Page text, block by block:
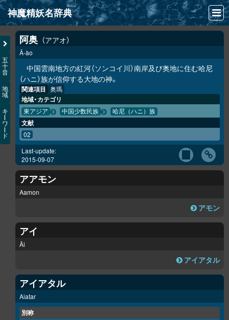
神魔精妖名辞典
NEWS
INFO
文献
検索
凖項目
画像資料便覧
LINK
五
十
音
地
域
キ
ワ
ド
阿奥 アアオ
Ā-ào
中国雲南地方の紅河（ソンコイ川）南岸及び奥地に住む哈尼
（ハニ）族が信仰する大地の神。
関連項目 奥瑪
地域・カテゴリ
東アジア 中国少数民族 哈尼（ハニ）族
文献
02
Last-update:
2015-09-07
アアモン
Aamon
アモン
アイ
Äi
アイアタル
アイアタル
Aiatar
別称